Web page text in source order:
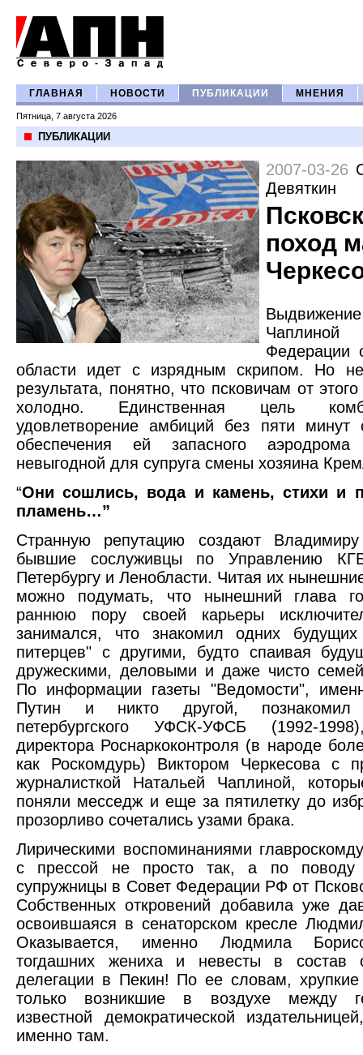
ГЛАВНАЯ НОВОСТИ ПУБЛИКАЦИИ МНЕНИЯ
Пятница, 7 августа 2026
ПУБЛИКАЦИИ
2007-03-26
Девяткин
поход
Федерации
области идет с изрядным скрипом. Но
результата, понятно, что псковичам от
холодно. Единственная цель
удовлетворение амбиций без пяти минут
обеспечения ей запасного
невыгодной для супруга смены хозяина
“Они сошлись, вода и камень, стихи и
пламень…”
Странную репутацию создают
бывшие сослуживцы по Управлению
Петербургу и Ленобласти. Читая их
можно подумать, что нынешний глава
раннюю пору своей карьеры
занимался, что знакомил одних будущих
питерцев" с другими, будто спаивая
дружескими, деловыми и даже чисто
По информации газеты "Ведомости",
Путин и никто другой, познакомил
петербургского УФСК-УФСБ (1992-
директора Роснаркоконтроля (в народе
как Роскомдурь) Виктором Черкесова с
журналисткой Натальей Чаплиной,
поняли месседж и еще за пятилетку до
прозорливо сочетались узами брака.
Лирическими воспоминаниями
с прессой не просто так, а по поводу
супружницы в Совет Федерации РФ от
Собственных откровений добавила уже
освоившаяся в сенаторском кресле
Оказывается, именно Людмила
тогдашних жениха и невесты в состав
делегации в Пекин! По ее словам, хрупкие
только возникшие в воздухе между
известной демократической
именно там.